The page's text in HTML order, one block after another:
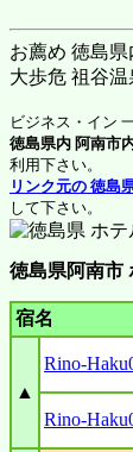
お薦め 徳島
大歩危 祖谷
ビジネス・イン
徳島県内 阿南市
利用下さい。
リンク元の 徳島
して下さい。
徳島県阿南市
宿名
▲
Rino-
Rino-